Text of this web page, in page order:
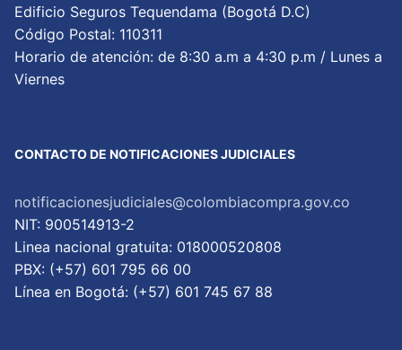
Edificio Seguros Tequendama (Bogotá D.C)
Código Postal: 110311
Horario de atención: de 8:30 a.m a 4:30 p.m / Lunes a
Viernes
CONTACTO DE NOTIFICACIONES JUDICIALES
notificacionesjudiciales@colombiacompra.gov.co
NIT: 900514913-2
Linea nacional gratuita: 018000520808
PBX: (+57) 601 795 66 00
Lí­nea en Bogotá: (+57) 601 745 67 88